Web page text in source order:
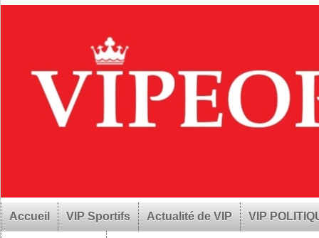
Accueil VIP Sportifs Actualité de VIP VIP